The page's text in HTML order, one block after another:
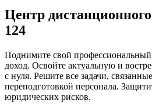
Центр
124
Поднимите свой профессиональный
доход. Освойте актуальную и
с нуля. Решите все задачи,
переподготовкой персонала.
юридических рисков.